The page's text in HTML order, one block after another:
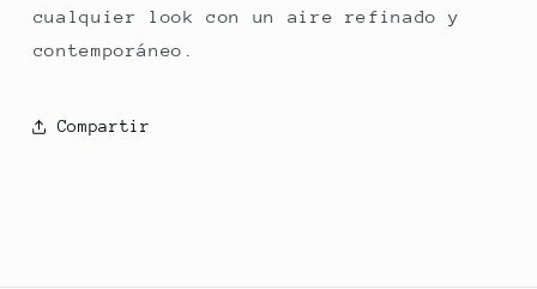
cualquier look con un aire refinado y
contemporáneo.
Compartir